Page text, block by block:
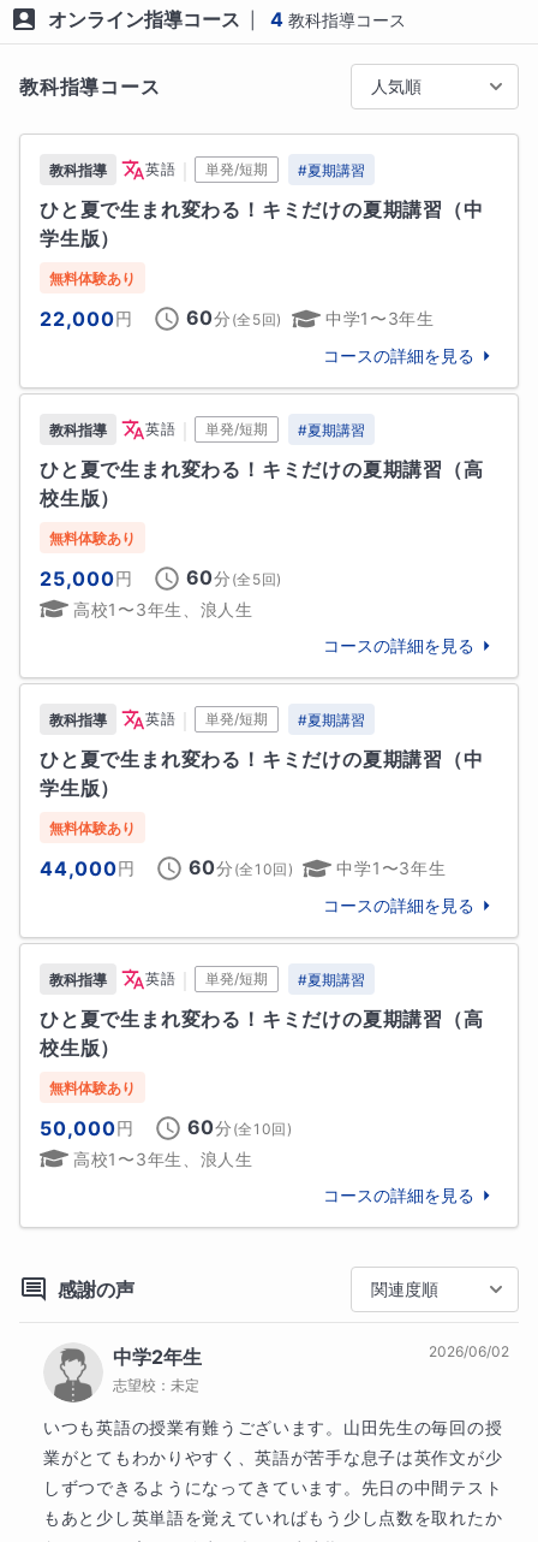
すがに感涙致しました…）
↓
大学卒業後、ストリートバスケのパフォーマーとして
自らの経験をもとに色々な障がい者施設などをボラン
今でも付き合いがある子たちがたくさん居まして、た
まにご飯を食べに行って近況報告を受けたりしていま
す。
高校や大学に合格することはもちろん大事なことです
前ですがその先の人生の方が圧倒的に長いわけで、“受
験後をどう生きるか”がやはり大切だなと思う次第でご
ざいます。
では、一体何のために受験をするのか？
私は、「社会に出てから必ず求められる“人間力”を養
う絶好の機会だからだ」と考えております。
自らの将来に夢や目標を見出せない子どもたちが、今
でもやはり多いと感じております。
そんな子どもたちに、“自ら目標を設定し、そこに向け
てご家族や周りの先生たちと協力・努力をし、その目
標をチーム一丸となってクリアしていく”という経験
は、必ずその子たちの“未来を生きる糧”になると信じ
ております。
ダンサーやアイドルという新たなフィールドだったと
私には「先生になりたい」という夢のほかに、「音楽
家になりたい」という夢がありました。
２９歳までバンドを続けましたが、そこで一旦“プレイ
ヤー”は諦めました。
しました。
29歳で、ピアノも弾けず、楽譜すら読めないのに、で
何度も何度も失敗を繰り返しながら、それこそ今まで
（笑）、そこから10年後の39歳の時には乃木坂46さん
にも楽曲提供をさせて頂くまでになっていました。
そうです。
人生はやはり、“Never Too Late”なのです。
にしてきました。そのうちの数例を紹介させて頂きま
す。
“Never Too Late”（遅すぎることはない）
・中学の時から睡眠障がいと闘いながら迎えた高３の
夏、模試の結果はD判定・E判定のオンパレード。障が
いの影響もあって普通の受験生ほどしっかりと勉強時
間を確保できない現状。
「志望校はもう諦めた方が良いでしょうか…？」
・高２の冬、今まで全く勉強などしていなかった
が、“看護師になりたい”という夢が見つかり一念発起
ではじめて塾の体験授業へ。しかしながら中学英語す
ら全く解っていない自分に愕然。
「今から受験勉強をしてもさすがに間に合わないです
よね…？」
・９月、現状とのギャップを感じ入って間もない大学
を中退し、新たに大学を受け直すことに。受験時にお
世話になった塾の門を再び叩いてみたところ、「今か
らじゃ絶対無理！」との驚愕のレスポンスが…すがる
「“絶対無理”って塾の先生に言われちゃったし、やっ
ぱり無理なんですかね…？」
・高３の４月、高校は進学校ではなく、今まで学んで
きた学校の授業内容も受験レベルではない。
「自分が行きたいと思っている大学に受かった人が今
までひとりもいないんです。前例もないですし、厳し
いでしょうか…？」
「大丈夫！」
と私は最初の面談や体験授業の場で彼らに伝えまし
た。
そして、全員無事志望校に合格することができまし
た。
希望を捨てず、正しい道を正しいやり方で進むことが
できれば、“Never Too Late”いつだって誰だって、遅
すぎることなんて決してないのです。
慶應義塾大学
明治大学
すべて見る
オンライン指導コース 4 教科指導コース
教科指導コース 人気順
教科指導 英語 単発/短期 #夏期講習
ひと夏で生まれ変わる！キミだけの夏期講習（中
学生版）
無料体験あり
22,000円 60分 (全 5回)
中学1〜3年生
コースの詳細を見る
教科指導 英語 単発/短期 #夏期講習
ひと夏で生まれ変わる！キミだけの夏期講習（高
校生版）
無料体験あり
25,000円 60分 (全 5回)
高校1〜3年生、浪人生
コースの詳細を見る
教科指導 英語 単発/短期 #夏期講習
ひと夏で生まれ変わる！キミだけの夏期講習（中
学生版）
無料体験あり
44,000円 60分 (全10回)
中学1〜3年生
コースの詳細を見る
教科指導 英語 単発/短期 #夏期講習
ひと夏で生まれ変わる！キミだけの夏期講習（高
校生版）
無料体験あり
50,000円 60分 (全10回)
高校1〜3年生、浪人生
コースの詳細を見る
感謝の声 関連度順
中学2年生
志望校： 未定
2026/06/02
いつも英語の授業有難うございます。山田先生の毎回の授
業がとてもわかりやすく、英語が苦手な息子は英作文が少
しずつできるようになってきています。先日の中間テスト
もあと少し英単語を覚えていればもう少し点数を取れたか